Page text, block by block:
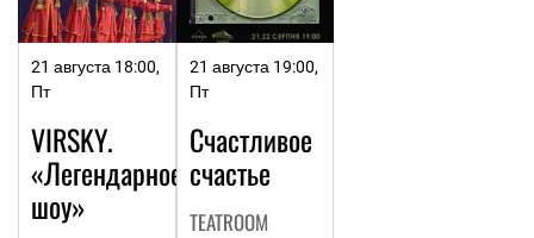
21 августа 18:00,
Пт
VIRSKY.
«Легендарное
шоу»
21 августа 19:00,
Пт
Счастливое
счастье
TEATROOM